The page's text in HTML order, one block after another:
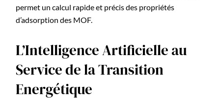
permet un calcul rapide et précis des propriétés
d’adsorption des MOF.
L’Intelligence Artificielle au
Service de la Transition
Energétique